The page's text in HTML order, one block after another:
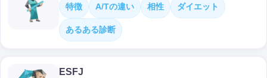
特徴 A/Tの違い 相性 ダイエット
あるある診断
ESFJ